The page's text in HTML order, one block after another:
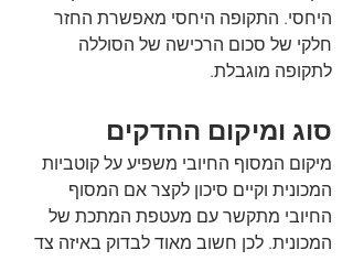
היחסי. התקופה היחסי מאפשרת החזר
חלקי של סכום הרכישה של הסוללה
לתקופה מוגבלת.
סוג ומיקום ההדקים
מיקום המסוף החיובי משפיע על קוטביות
המכונית וקיים סיכון לקצר אם המסוף
החיובי מתקשר עם מעטפת המתכת של
המכונית. לכן חשוב מאוד לבדוק באיזה צד